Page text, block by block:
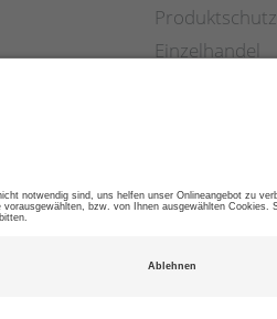
Produktschutz
Einzelhandel